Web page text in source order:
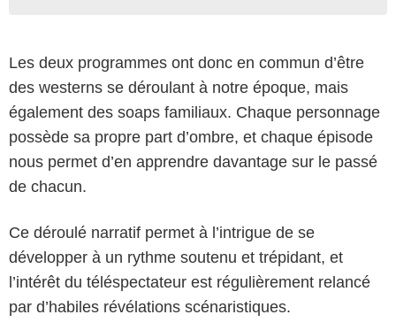
Les deux programmes ont donc en commun d’être
des westerns se déroulant à notre époque, mais
également des soaps familiaux. Chaque personnage
possède sa propre part d’ombre, et chaque épisode
nous permet d’en apprendre davantage sur le passé
de chacun.
Ce déroulé narratif permet à l’intrigue de se
développer à un rythme soutenu et trépidant, et
l’intérêt du téléspectateur est régulièrement relancé
par d’habiles révélations scénaristiques.